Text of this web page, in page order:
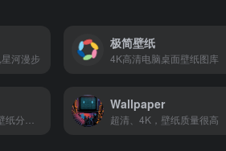
河漫步
极简壁纸
4K高清电脑桌面壁纸图库
Wallpaper
超清、4K，壁纸质量很高